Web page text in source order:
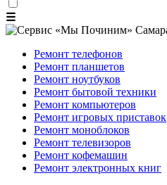
☰
Ремонт телефонов
Ремонт планшетов
Ремонт ноутбуков
Ремонт бытовой техники
Ремонт компьютеров
Ремонт игровых приставок
Ремонт моноблоков
Ремонт телевизоров
Ремонт кофемашин
Ремонт электронных книг